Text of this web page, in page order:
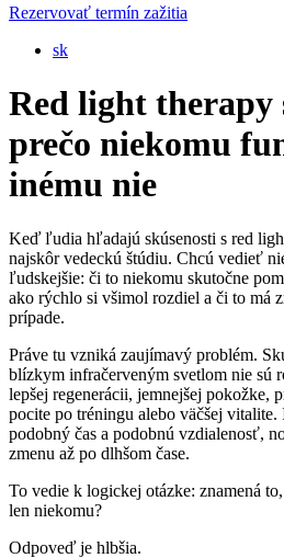
Rezervovať termín zažitia
sk
Red light therapy
prečo niekomu
inému nie
Keď ľudia hľadajú skúsenosti s red
najskôr vedeckú štúdiu. Chcú vedieť
ľudskejšie: či to niekomu skutočne
ako rýchlo si všimol rozdiel a či to má
prípade.
Práve tu vzniká zaujímavý problém.
blízkym infračerveným svetlom nie sú
lepšej regenerácii, jemnejšej pokožke,
pocite po tréningu alebo väčšej
podobný čas a podobnú vzdialenosť,
zmenu až po dlhšom čase.
To vedie k logickej otázke: znamená
len niekomu?
Odpoveď je hlbšia.